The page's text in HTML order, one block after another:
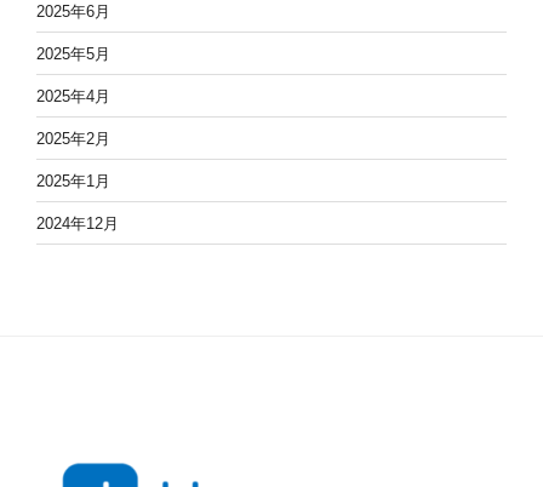
2025年6月
2025年5月
2025年4月
2025年2月
2025年1月
2024年12月